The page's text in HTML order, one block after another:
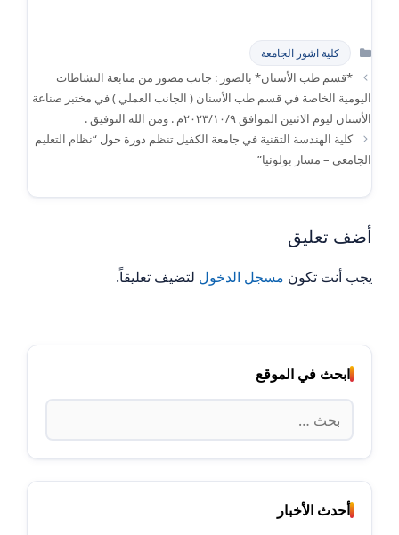
التصنيفات
كلية اشور الجامعة
*قسم طب الأسنان* بالصور : جانب مصور من متابعة النشاطات
اليومية الخاصة في قسم طب الأسنان ( الجانب العملي ) في مختبر صناعة
الأسنان ليوم الاثنين الموافق ٢٠٢٣/١٠/٩م . ومن الله التوفيق .
كلية الهندسة التقنية في جامعة الكفيل تنظم دورة حول “نظام التعليم
الجامعي – مسار بولونيا”
أضف تعليق
يجب أنت تكون مسجل الدخول لتضيف تعليقاً.
ابحث في الموقع
البحث
عن:
أحدث الأخبار